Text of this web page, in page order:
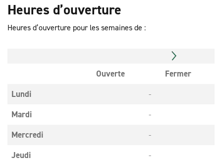
Heures d’ouverture
Heures d’ouverture pour les semaines de :
Ouverte
Fermer
Lundi
-
Mardi
-
Mercredi
-
Jeudi
-